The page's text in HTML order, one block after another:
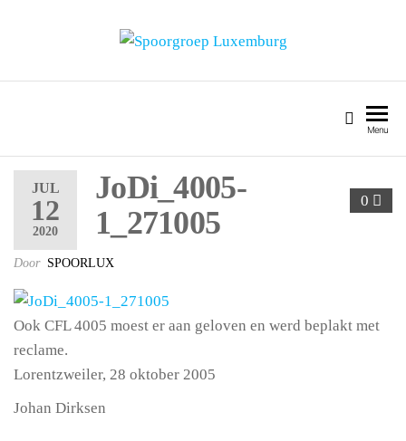
Menu
JUL
12
2020
0
JoDi_4005-
1_271005
Door SPOORLUX
Ook CFL 4005 moest er aan geloven en werd beplakt met
reclame.
Lorentzweiler, 28 oktober 2005
Johan Dirksen